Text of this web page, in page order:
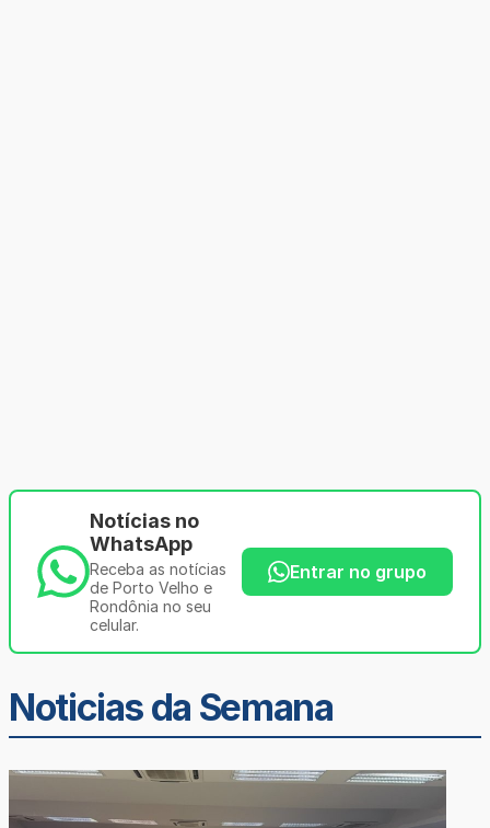
Notícias no
WhatsApp
Receba as notícias
de Porto Velho e
Rondônia no seu
celular.
Entrar no grupo
Noticias da Semana